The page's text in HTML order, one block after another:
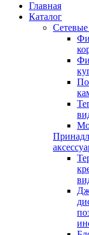
Главная
Каталог